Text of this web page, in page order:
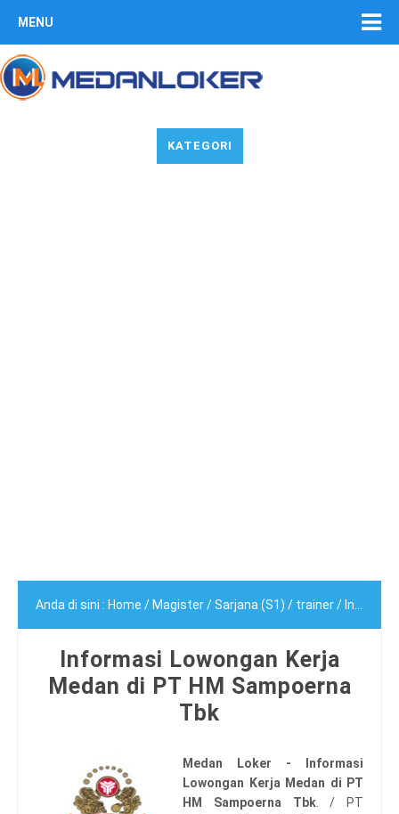
MENU
KATEGORI
Anda di sini : Home / Magister/Sarjana (S1) / trainer/ Informasi Lowongan Kerja Medan di PT HM Sampoerna Tbk
Informasi Lowongan Kerja
Medan di PT HM Sampoerna
Tbk
Medan Loker - Informasi
Lowongan Kerja Medan di PT
HM Sampoerna Tbk. / PT